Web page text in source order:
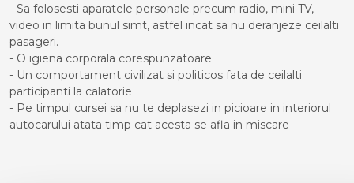
- Sa folosesti aparatele personale precum radio, mini TV,
video in limita bunul simt, astfel incat sa nu deranjeze ceilalti
pasageri.
- O igiena corporala corespunzatoare
- Un comportament civilizat si politicos fata de ceilalti
participanti la calatorie
- Pe timpul cursei sa nu te deplasezi in picioare in interiorul
autocarului atata timp cat acesta se afla in miscare